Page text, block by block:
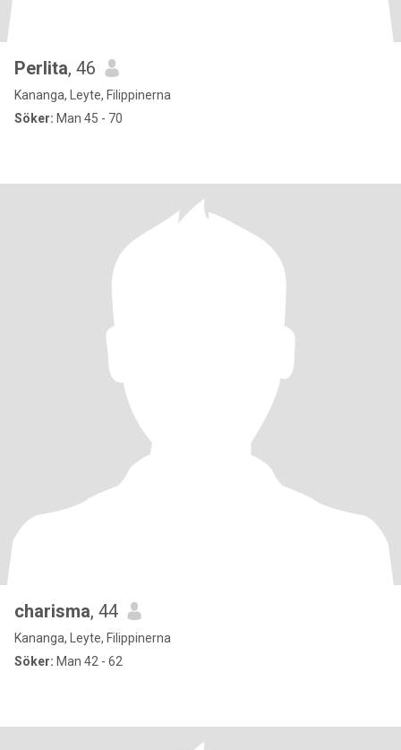
Perlita, 46
Kananga, Leyte, Filippinerna
Söker: Man 45 - 70
charisma, 44
Kananga, Leyte, Filippinerna
Söker: Man 42 - 62